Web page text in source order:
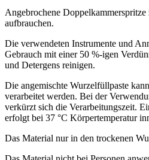
Angebrochene
aufbrauchen.
Die verwendeten Instrumente und
Gebrauch mit einer 50 %-igen
und Detergens reinigen.
Die angemischte Wurzelfüllpaste
verarbeitet werden. Bei der
verkürzt sich die Verarbeitungszeit.
erfolgt bei 37 °C Körpertemperatur
Das Material nur in den trockenen